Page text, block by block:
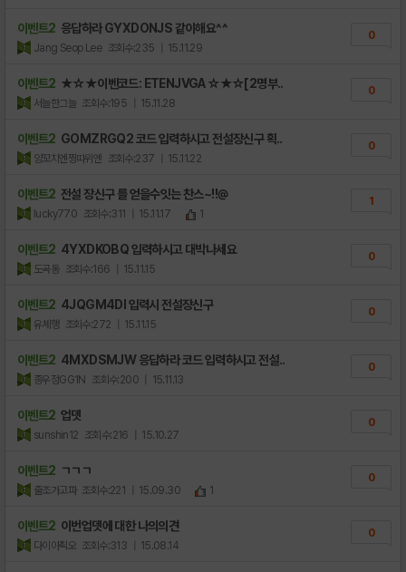
이벤트2 응답하라 GYXDONJS 같이해요^^
Jang Seop Lee 조회수:235 | 15.11.29
0
이벤트2 ★☆★이벤코드: ETENJVGA ☆★☆[2명부..
서늘한그늘 조회수:195 | 15.11.28
0
이벤트2 GOMZRGQ2 코드 입력하시고 전설장신구 획..
양꼬치엔찡따위엔 조회수:237 | 15.11.22
0
이벤트2 전설 장신구 를 얻을수잇는 찬스~!!@
lucky770 조회수:311 | 15.11.17 1
1
이벤트2 4YXDKOBQ 입력하시고 대박나세요
도곡동 조회수:166 | 15.11.15
0
이벤트2 4JQGM4DI 입력시 전설장신구
유체행 조회수:272 | 15.11.15
0
이벤트2 4MXDSMJW 응답하라 코드 입력하시고 전설..
종우정GG1N 조회수:200 | 15.11.13
0
이벤트2 업뎃
sunshin12 조회수:216 | 15.10.27
0
이벤트2 ㄱㄱㄱ
출조가고파 조회수:221 | 15.09.30 1
0
이벤트2 이번업뎃에 대한 나의의견
다이아쵝오 조회수:313 | 15.08.14
0